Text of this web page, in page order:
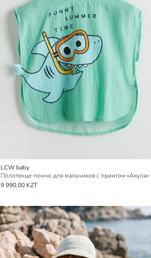
LCW baby
Полотенце-пончо для мальчиков с принтом «Акула»
9 990,00 KZT